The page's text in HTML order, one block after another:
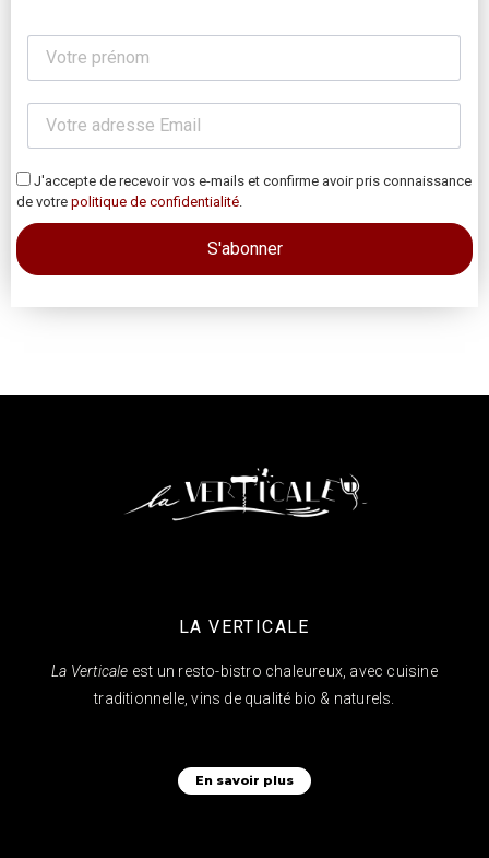
J'accepte de recevoir vos e-mails et confirme avoir pris connaissance
de votre politique de confidentialité
LA VERTICALE
La Verticale est un resto-bistro chaleureux, avec cuisine
traditionnelle, vins de qualité bio & naturels.
En savoir plus